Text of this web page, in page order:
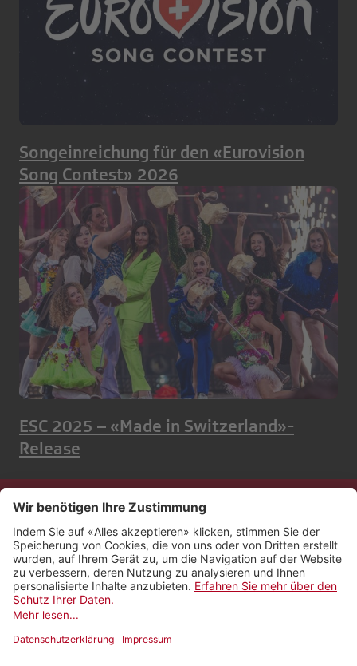
Songeinreichung für den «Eurovision
Song Contest» 2026
ESC 2025 – «Made in Switzerland»-
Release
Kontakt
Impressum
Rechtliches
Netiquette